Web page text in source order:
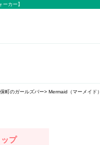
カー】
町のガールズバー Mermaid（マーメイド）
プ